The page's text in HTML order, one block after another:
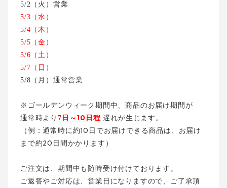
5/2 （火）営業
5/3 （水）
5/4 （木）
5/5 （金）
5/6 （土）
5/7 （日）
5/8 （月）通常営業
※ ゴールデンウィーク期間中、商品のお届け期間が
通常時より 7 日～ 10 日程遅れが生じます。
（例：通常時に約10 日でお届けできる商品は、 お届け
まで約20 日間かかります）
ご注文は、期間中も随時受け付けております。
ご返答やご対応は、営業日になりますので、 ご了承頂